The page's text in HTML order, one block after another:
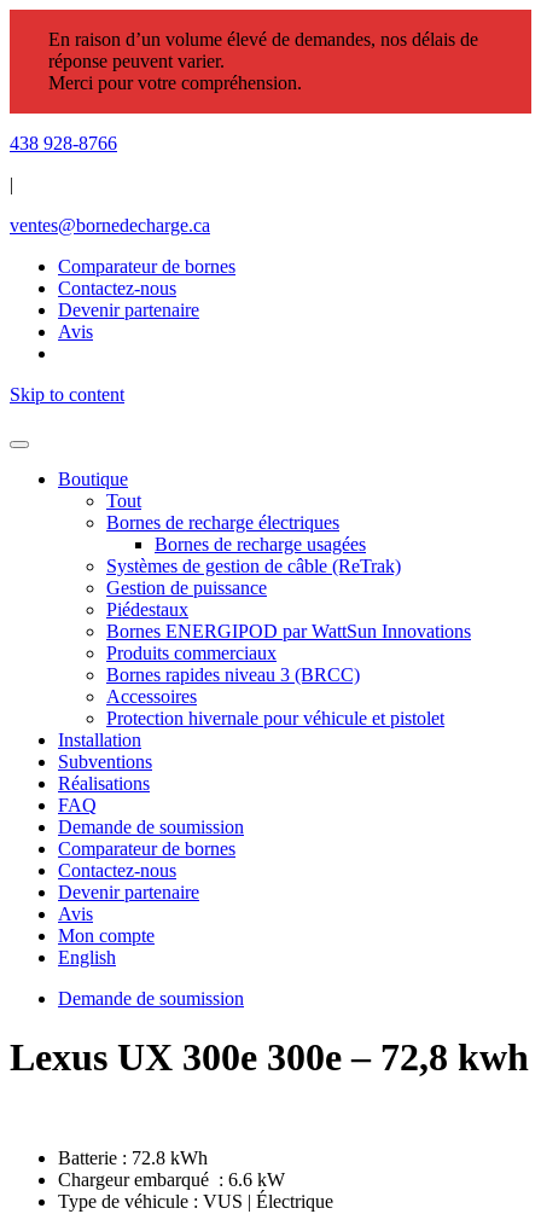
En raison d’un volume élevé de demandes, nos délais de
réponse peuvent varier.
Merci pour votre compréhension.
438 928-8766
|
ventes@bornedecharge.ca
Comparateur de bornes
Contactez-nous
Devenir partenaire
Avis
Skip to content
Boutique
Tout
Bornes de recharge électriques
Bornes de recharge usagées
Systèmes de gestion de câble (ReTrak)
Gestion de puissance
Piédestaux
Bornes ENERGIPOD par WattSun Innovations
Produits commerciaux
Bornes rapides niveau 3 (BRCC)
Accessoires
Protection hivernale pour véhicule et pistolet
Installation
Subventions
Réalisations
FAQ
Demande de soumission
Comparateur de bornes
Contactez-nous
Devenir partenaire
Avis
Mon compte
English
Demande de soumission
Lexus UX 300e 300e – 72,8 kwh
Batterie : 72.8 kWh
Chargeur embarqué : 6.6 kW
Type de véhicule : VUS | Électrique